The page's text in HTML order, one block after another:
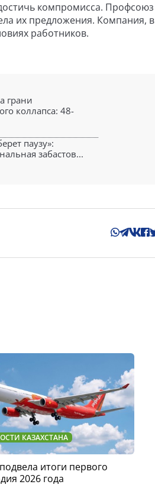
компромисса. Профсоюз
их предложения. Компания, в
работников.
грани
коллапса: 48-
паузу»:
забастов...
КАЗАХСТАНА
итоги первого
2026 года